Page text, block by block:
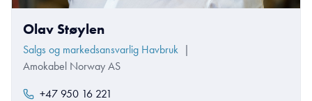
Olav Støylen
Salgs og markedsansvarlig Havbruk |
Amokabel Norway AS
+47 950 16 221